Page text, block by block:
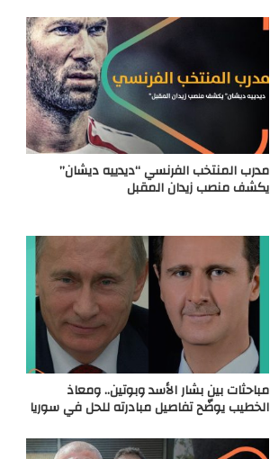
مدرب المنتخب الفرنسي “ديدييه ديشان”
يكشف منصب زيدان المقبل
مباحثات بين بشار الأسد وبوتين.. ومعاذ
الخطيب يوضّح تفاصيل مبادرته للحل في سوريا